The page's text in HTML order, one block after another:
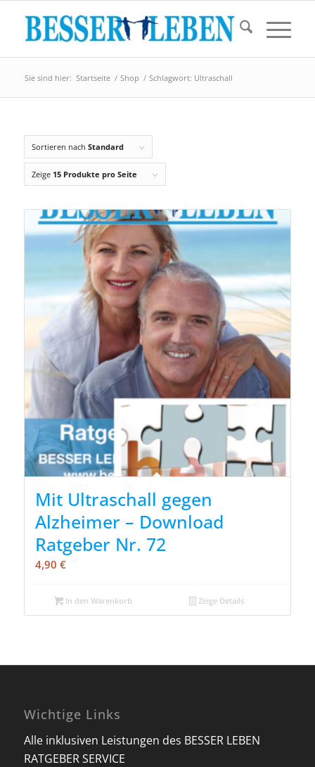
Sie sind hier: Startseite / Shop / Schlagwort: Ultraschall
Sortieren nach Standard
Zeige 15 Produkte pro Seite
Mit Ultraschall gegen
Alzheimer – Download
Ratgeber Nr. 72
4,90 €
In den Warenkorb Zeige Details
Wichtige Links
Alle inklusiven Leistungen des BESSER LEBEN
RATGEBER SERVICE